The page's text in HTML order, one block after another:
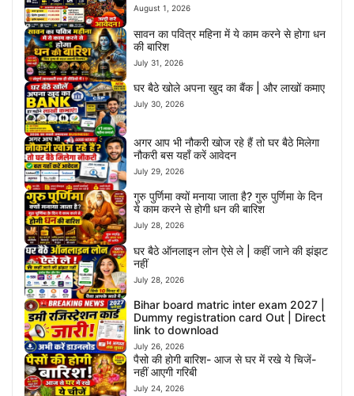
August 1, 2026
सावन का पवित्र महिना में ये काम करने से होगा धन
की बारिश
July 31, 2026
घर बैठे खोले अपना खुद का बैंक | और लाखों कमाए
July 30, 2026
अगर आप भी नौकरी खोज रहे हैं तो घर बैठे मिलेगा
नौकरी बस यहाँ करें आवेदन
July 29, 2026
गुरु पुर्णिमा क्यों मनाया जाता है? गुरु पुर्णिमा के दिन
ये काम करने से होगी धन की बारिश
July 28, 2026
घर बैठे ऑनलाइन लोन ऐसे ले | कहीं जाने की झंझट
नहीं
July 28, 2026
Bihar board matric inter exam 2027 |
Dummy registration card Out | Direct
link to download
July 26, 2026
पैसो की होगी बारिश- आज से घर में रखे ये चिजें-
नहीं आएगी गरिबी
July 24, 2026